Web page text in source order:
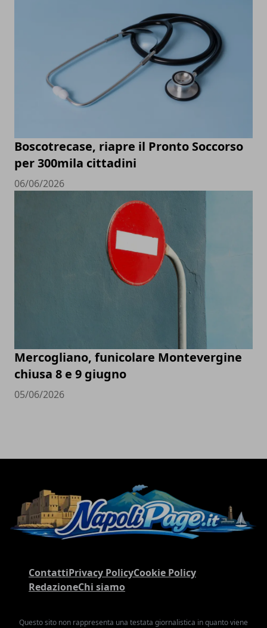
Boscotrecase, riapre il Pronto Soccorso
per 300mila cittadini
06/06/2026
Mercogliano, funicolare Montevergine
chiusa 8 e 9 giugno
05/06/2026
ContattiPrivacy PolicyCookie Policy
RedazioneChi siamo
Questo sito non rappresenta una testata giornalistica in quanto viene